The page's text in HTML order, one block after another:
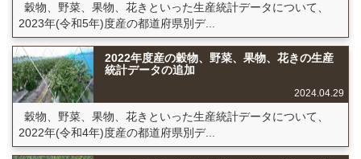
穀物、野菜、果物、花きといった生産統計データについて、
2023年(令和5年)度産の都道府県別デ...
2022年度産の穀物、野菜、果物、花きの生産
統計データの追加
2024.04.29
穀物、野菜、果物、花きといった生産統計データについて、
2022年(令和4年)度産の都道府県別デ...